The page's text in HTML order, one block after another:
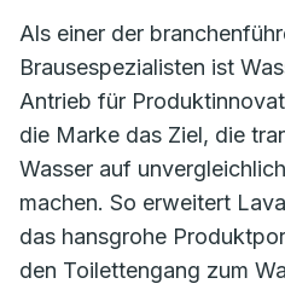
Als einer der
Brausespezialisten ist
Antrieb für
die Marke das Ziel, die
Wasser auf
machen. So erweitert
das hansgrohe
den Toilettengang zum